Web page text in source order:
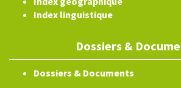
Index linguistique
Dossiers &
Dossiers & Documents